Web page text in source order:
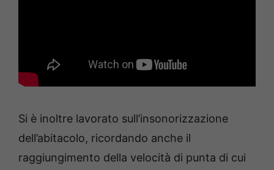
Si è inoltre lavorato sull’insonorizzazione
dell’abitacolo, ricordando anche il
raggiungimento della velocità di punta di cui